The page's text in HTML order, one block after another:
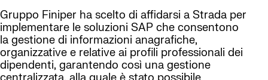
Gruppo Finiper ha scelto di affidarsi a Strada per
implementare le soluzioni SAP che consentono
la gestione di informazioni anagrafiche,
organizzative e relative ai profili professionali dei
dipendenti, garantendo così una gestione